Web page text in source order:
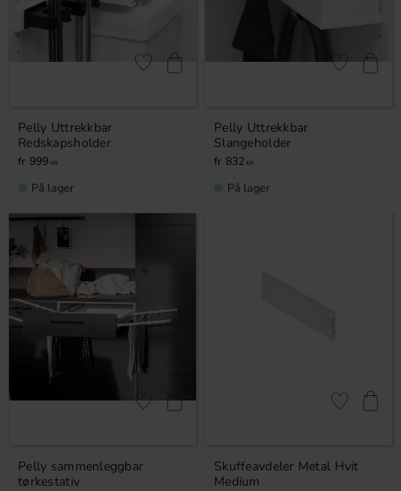
Pelly Uttrekkbar
Redskapsholder
999 KR
Lagre som favoritt
På lager
Pelly Uttrekkbar
Slangeholder
832 KR
Lagre som
På lager
Pelly sammenleggbar
tørkestativ
Lagre som favoritt
Skuffeavdeler Metal Hvit
Medium
Lagre som